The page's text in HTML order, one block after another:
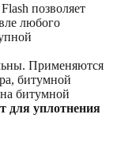
позволяет
любого
Применяются
битумной
битумной
для уплотнения